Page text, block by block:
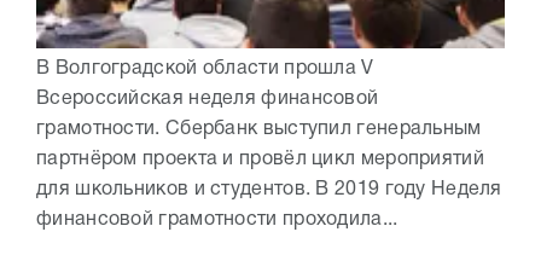
В Волгоградской области прошла V
Всероссийская неделя финансовой
грамотности. Сбербанк выступил генеральным
партнёром проекта и провёл цикл мероприятий
для школьников и студентов. В 2019 году Неделя
финансовой грамотности проходила...